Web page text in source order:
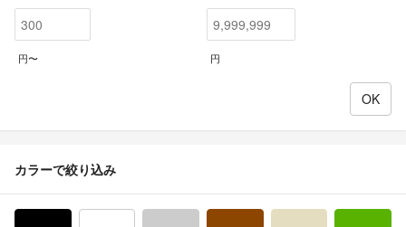
円〜 円
カラーで絞り込み